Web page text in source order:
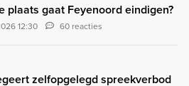
plaats gaat Feyenoord eindigen?
12:30 60 reacties
zelfopgelegd spreekverbod